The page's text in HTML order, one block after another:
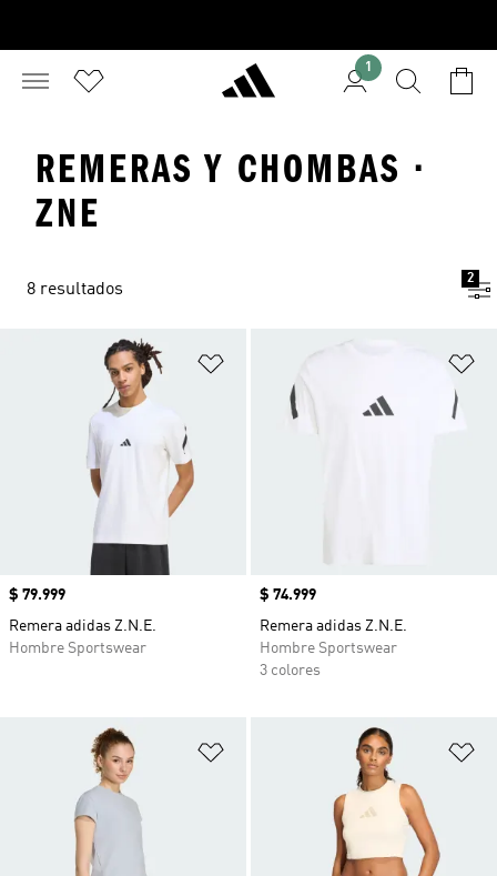
1
REMERAS Y CHOMBAS ·
ZNE
8 resultados
2
Añadir a la lista de deseos
Precio
$ 79.999
Remera adidas Z.N.E.
Hombre Sportswear
Precio
$ 74.999
Remera adidas Z.N.E.
Hombre Sportswear
3 colores
Añadir a la lista de deseos